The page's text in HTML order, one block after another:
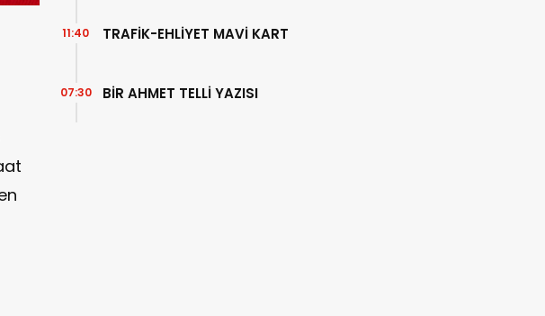
TRAFİK-EHLİYET MAVİ KART
11:40
BİR AHMET TELLİ YAZISI
07:30